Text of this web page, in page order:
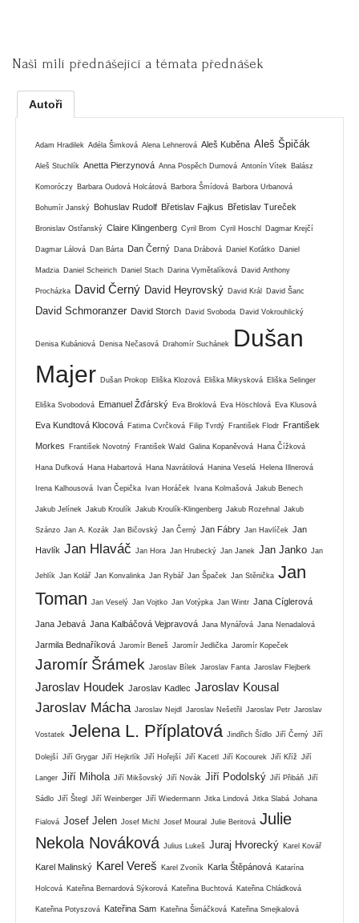
Naši milí přednášející a témata přednášek
Autoři
Adam Hradilek Adéla Šimková Alena Lehnerová Aleš Kuběna Aleš Špičák
Aleš Stuchlík Anetta Pierzynová Anna Pospěch Durnová Antonín Vítek Balász
Komoróczy Barbara Oudová Holcátová Barbora Šmídová Barbora Urbanová
Bohumír Janský Bohuslav Rudolf Břetislav Fajkus Břetislav Tureček
Bronislav Ostřanský Claire Klingenberg Cyril Brom Cyril Hoschl Dagmar Krejčí
Dagmar Lálová Dan Bárta Dan Černý Dana Drábová Daniel Koťátko Daniel
Madzia Daniel Scheirich Daniel Stach Darina Vymětalíková David Anthony
Procházka David Černý David Heyrovský David Král David Šanc
David Schmoranzer David Storch David Svoboda David Vokrouhlický
Denisa Kubániová Denisa Nečasová Drahomír Suchánek
Dušan
Majer Dušan Prokop Eliška Klozová Eliška Mikysková Eliška Selinger
Eliška Svobodová Emanuel Žďárský Eva Broklová Eva Höschlová Eva Klusová
Eva Kundtová Klocová Fatima Cvrčková Filip Tvrdý František Flodr František
Morkes František Novotný František Wald Galina Kopaněvová Hana Čížková
Hana Dufková Hana Habartová Hana Navrátilová Hanina Veselá Helena Illnerová
Irena Kalhousová Ivan Čepička Ivan Horáček Ivana Kolmašová Jakub Benech
Jakub Jelínek Jakub Kroulík Jakub Kroulík-Klingenberg Jakub Rozehnal Jakub
Szánzo Jan A. Kozák Jan Bičovský Jan Černý Jan Fábry Jan Havlíček Jan
Havlík Jan Hlaváč Jan Hora Jan Hrubecký Jan Janek Jan Janko Jan
Jehlík Jan Kolář Jan Konvalinka Jan Rybář Jan Špaček Jan Stěnička Jan
Toman
Jan Veselý Jan Vojtko Jan Votýpka Jan Wintr Jana Cíglerová
Jana Jebavá Jana Kalbáčová Vejpravová Jana Mynářová Jana Nenadalová
Jarmila Bednaříková Jaromír Beneš Jaromír Jedlička Jaromír Kopeček
Jaromír Šrámek Jaroslav Bílek Jaroslav Fanta Jaroslav Flejberk
Jaroslav Houdek Jaroslav Kadlec Jaroslav Kousal
Jaroslav Mácha Jaroslav Nejdl Jaroslav Nešetřil Jaroslav Petr Jaroslav
Vostatek Jelena L. Příplatová Jindřich Šídlo Jiří Černý Jiří
Dolejší Jiří Grygar Jiří Hejkrlík Jiří Hořejší Jiří Kacetl Jiří Kocourek Jiří Kříž Jiří
Langer Jiří Mihola Jiří Mikšovský Jiří Novák Jiří Podolský Jiří Přibáň Jiří
Sádlo Jiří Štegl Jiří Weinberger Jiří Wiedermann Jitka Lindová Jitka Slabá Johana
Fialová Josef Jelen Josef Michl Josef Moural Julie Beritová Julie
Nekola Nováková Julius Lukeš Juraj Hvorecký Karel Kovář
Karel Malinský Karel Vereš Karel Zvoník Karla Štěpánová Katarína
Holcová Kateřina Bernardová Sýkorová Kateřina Buchtová Kateřina Chládková
Kateřina Potyszová Kateřina Sam Kateřina Šimáčková Kateřina Smejkalová